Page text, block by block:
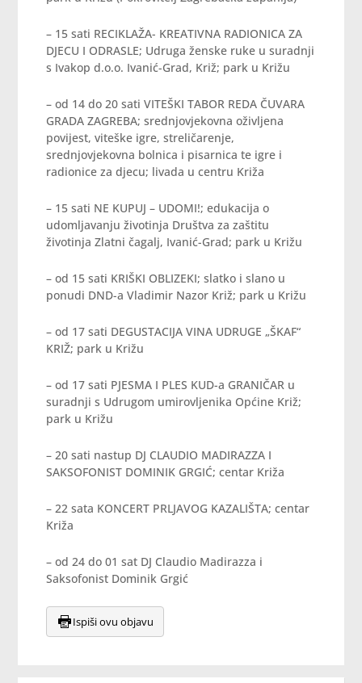
– 15 sati RECIKLAŽA- KREATIVNA RADIONICA ZA
DJECU I ODRASLE; Udruga ženske ruke u suradnji
s Ivakop d.o.o. Ivanić-Grad, Križ; park u Križu
– od 14 do 20 sati VITEŠKI TABOR REDA ČUVARA
GRADA ZAGREBA; srednjovjekovna oživljena
povijest, viteške igre, streličarenje,
srednjovjekovna bolnica i pisarnica te igre i
radionice za djecu; livada u centru Križa
– 15 sati NE KUPUJ – UDOMI!; edukacija o
udomljavanju životinja Društva za zaštitu
životinja Zlatni čagalj, Ivanić-Grad; park u Križu
– od 15 sati KRIŠKI OBLIZEKI; slatko i slano u
ponudi DND-a Vladimir Nazor Križ; park u Križu
– od 17 sati DEGUSTACIJA VINA UDRUGE „ŠKAF“
KRIŽ; park u Križu
– od 17 sati PJESMA I PLES KUD-a GRANIČAR u
suradnji s Udrugom umirovljenika Općine Križ;
park u Križu
– 20 sati nastup DJ CLAUDIO MADIRAZZA I
SAKSOFONIST DOMINIK GRGIĆ; centar Križa
– 22 sata KONCERT PRLJAVOG KAZALIŠTA; centar
Križa
– od 24 do 01 sat DJ Claudio Madirazza i
Saksofonist Dominik Grgić
Ispiši ovu objavu